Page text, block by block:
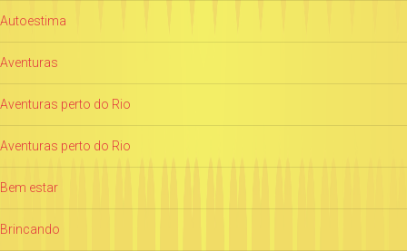
Autoestima
Aventuras
Aventuras perto do Rio
Aventuras perto do Rio
Bem estar
Brincando